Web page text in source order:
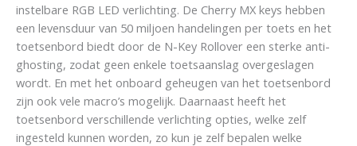
instelbare RGB LED verlichting. De Cherry MX keys hebben
een levensduur van 50 miljoen handelingen per toets en het
toetsenbord biedt door de N-Key Rollover een sterke anti-
ghosting, zodat geen enkele toetsaanslag overgeslagen
wordt. En met het onboard geheugen van het toetsenbord
zijn ook vele macro’s mogelijk. Daarnaast heeft het
toetsenbord verschillende verlichting opties, welke zelf
ingesteld kunnen worden, zo kun je zelf bepalen welke